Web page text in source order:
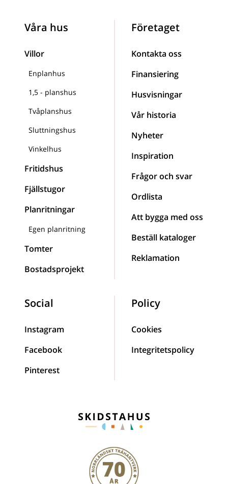
Våra hus
Villor
Enplanhus
1,5 - planshus
Tvåplanshus
Sluttningshus
Vinkelhus
Fritidshus
Fjällstugor
Planritningar
Egen planritning
Tomter
Bostadsprojekt
Företaget
Kontakta oss
Finansiering
Husvisningar
Vår historia
Nyheter
Inspiration
Frågor och svar
Ordlista
Att bygga med oss
Beställ kataloger
Reklamation
Social
Instagram
Facebook
Pinterest
Policy
Cookies
Integritetspolicy